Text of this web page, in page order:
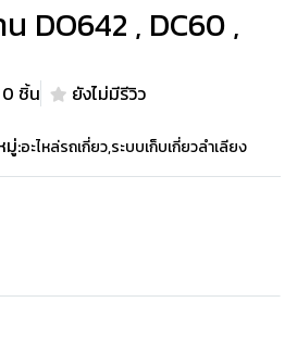
DO642 , DC60 ,
ชิ้น
ยังไม่มีรีวิว
มู่:อะไหล่รถเกี่ยว,ระบบเก็บเกี่ยวลำเลียง